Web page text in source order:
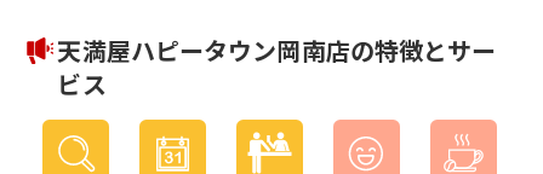
天満屋ハピータウン岡南店の特徴とサー
ビス